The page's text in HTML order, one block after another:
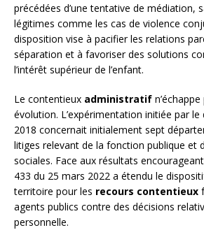
précédées d’une tentative de médiation,
légitimes comme les cas de violence
disposition vise à pacifier les relations
séparation et à favoriser des solutions
l’intérêt supérieur de l’enfant.
Le contentieux administratif
évolution. L’expérimentation initiée par
2018 concernait initialement sept
litiges relevant de la fonction publique et
sociales. Face aux résultats
433 du 25 mars 2022 a étendu le
territoire pour les recours contentieux
agents publics contre des décisions
personnelle.